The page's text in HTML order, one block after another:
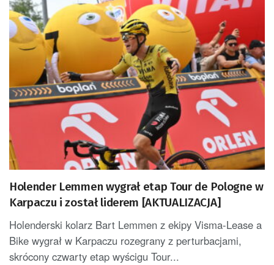
Holender Lemmen wygrał etap Tour de Pologne w
Karpaczu i został liderem [AKTUALIZACJA]
Holenderski kolarz Bart Lemmen z ekipy Visma-Lease a
Bike wygrał w Karpaczu rozegrany z perturbacjami,
skrócony czwarty etap wyścigu Tour...